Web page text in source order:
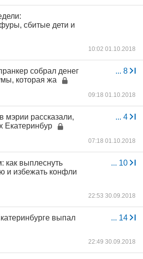
сбитые дети и
10:02 01.10.2018
... 8
собрал денег
которая жа
09:18 01.10.2018
... 4
мэрии рассказали,
Екатеринбур
07:18 01.10.2018
... 10
как выплеснуть
и избежать конфли
22:53 30.09.2018
... 14
выпал
22:49 30.09.2018